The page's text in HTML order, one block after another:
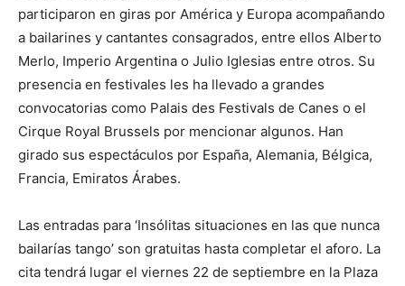
participaron en giras por América y Europa acompañando
a bailarines y cantantes consagrados, entre ellos Alberto
Merlo, Imperio Argentina o Julio Iglesias entre otros. Su
presencia en festivales les ha llevado a grandes
convocatorias como Palais des Festivals de Canes o el
Cirque Royal Brussels por mencionar algunos. Han
girado sus espectáculos por España, Alemania, Bélgica,
Francia, Emiratos Árabes.
Las entradas para ‘Insólitas situaciones en las que nunca
bailarías tango’ son gratuitas hasta completar el aforo. La
cita tendrá lugar el viernes 22 de septiembre en la Plaza